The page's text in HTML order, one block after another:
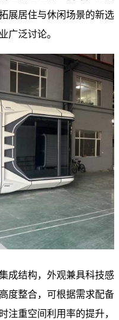
展居住与休闲场景的新选
广泛讨论。
成结构，外观兼具科技感
度整合，可根据需求配备
注重空间利用率的提升，